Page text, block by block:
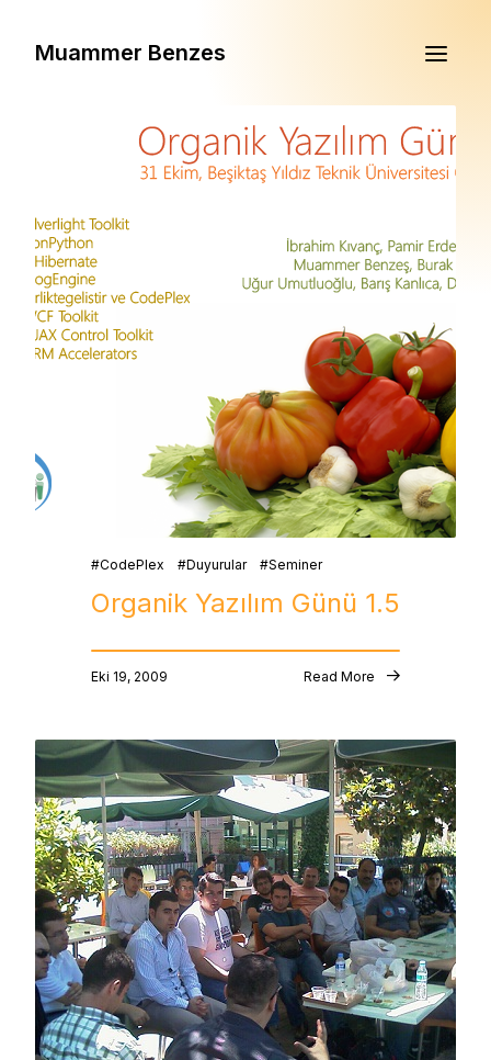
Muammer Benzes
CodePlex Duyurular Seminer
Organik Yazılım Günü 1.5
Eki 19, 2009 Read More